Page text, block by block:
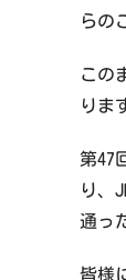
らの
この
りま
第47
り、
通っ
皆様